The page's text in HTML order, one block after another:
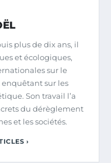
plus de dix ans, il
et écologiques,
sur le
sur les
Son travail l’a
du dérèglement
et les sociétés.
›